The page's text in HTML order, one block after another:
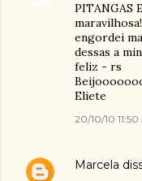
PITANGAS
engordei
dessas a
feliz - rs
Eliete
20/10/10 11:50
Marcela